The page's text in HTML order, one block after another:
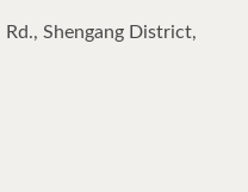
Shengang District,